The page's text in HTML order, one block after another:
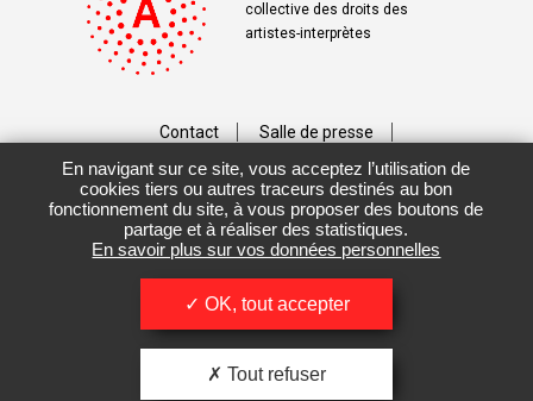
collective des droits des
artistes-interprètes
Contact Salle de presse
Téléchargements Crédits
Vos données personnelles
Mentions légales / CGU
En navigant sur ce site, vous acceptez l’utilisation de
cookies tiers ou autres traceurs destinés au bon
fonctionnement du site, à vous proposer des boutons de
partage et à réaliser des statistiques.
En savoir plus sur vos données personnelles
OK, tout accepter
Tout refuser